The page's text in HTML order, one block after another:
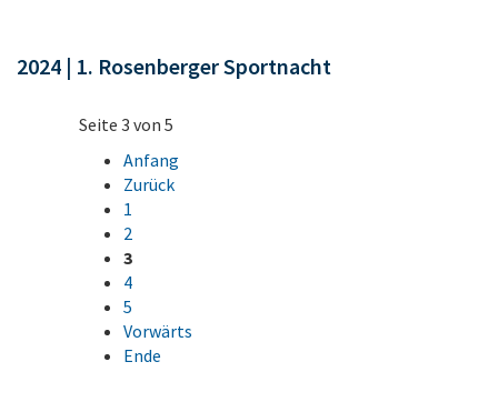
2024 | 1. Rosenberger Sportnacht
Seite 3 von 5
Anfang
Zurück
1
2
3
4
5
Vorwärts
Ende